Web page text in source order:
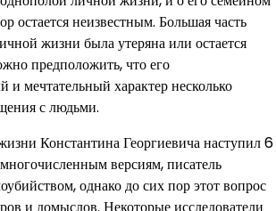
остается неизвестным. Большая часть
жизни была утеряна или остается
предположить, что его
и мечтательный характер несколько
с людьми.
Константина Георгиевича наступил 6
версиям, писатель
однако до сих пор этот вопрос